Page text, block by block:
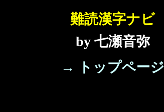
難読漢字ナビ
by 七瀬音弥
→ トップページ